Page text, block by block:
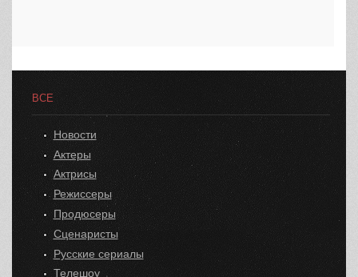
ВСЕ
Новости
Актеры
Актрисы
Режиссеры
Продюсеры
Сценаристы
Русские сериалы
Телешоу